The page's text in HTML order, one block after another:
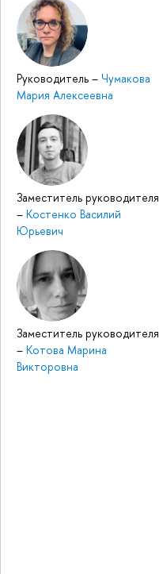
Руководитель – Чумакова
Мария Алексеевна
Заместитель руководителя
– Костенко Василий
Юрьевич
Заместитель руководителя
– Котова Марина
Викторовна